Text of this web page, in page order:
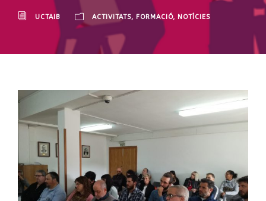
UCTAIB ACTIVITATS, FORMACIÓ, NOTÍCIES